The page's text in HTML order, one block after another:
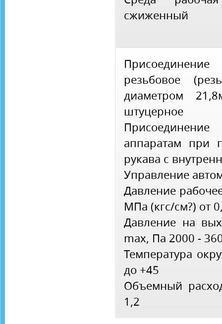
сжиженный
резьбовое
диаметром
штуцерное
аппаратам при
рукава с
Управление
Давление
МПа (кгс/см?) от
Давление на
max, Па 2000 -
Температура
до +45
Объемный
1,2